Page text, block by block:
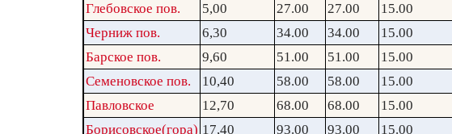
Глебовское пов.
5,00 27.00 27.00 15.00
Черниж пов.
6,30 34.00 34.00 15.00
Барское пов.
9,60 51.00 51.00 15.00
Семеновское пов.
10,40 58.00 58.00 15.00
Павловское
12,70 68.00 68.00 15.00
Борисовское(гора) 17,40 93.00 93.00 15.00